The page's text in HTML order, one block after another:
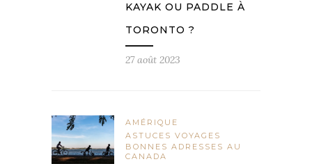
KAYAK OU PADDLE À
TORONTO ?
27 août 2023
AMÉRIQUE
ASTUCES VOYAGES
BONNES ADRESSES AU
CANADA